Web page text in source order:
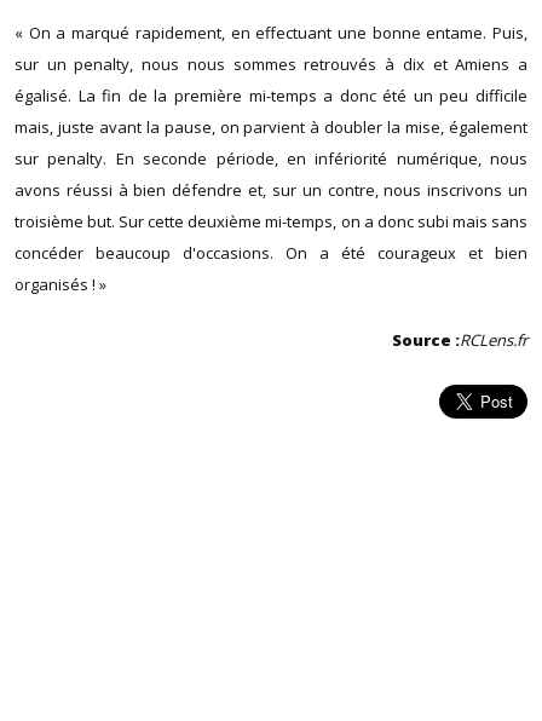
« On a marqué rapidement, en effectuant une bonne entame. Puis,
sur un penalty, nous nous sommes retrouvés à dix et Amiens a
égalisé. La fin de la première mi-temps a donc été un peu difficile
mais, juste avant la pause, on parvient à doubler la mise, également
sur penalty. En seconde période, en infériorité numérique, nous
avons réussi à bien défendre et, sur un contre, nous inscrivons un
troisième but. Sur cette deuxième mi-temps, on a donc subi mais sans
concéder beaucoup d'occasions. On a été courageux et bien
organisés ! »
Source :RCLens.fr